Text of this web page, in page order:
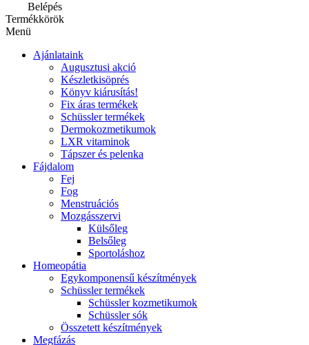
Belépés
Termékkörök
Menü
Ajánlataink
Augusztusi akció
Készletkisöprés
Könyv kiárusítás!
Fix áras termékek
Schüssler termékek
Dermokozmetikumok
LXR vitaminok
Tápszer és pelenka
Fájdalom
Fej
Fog
Menstruációs
Mozgásszervi
Külsőleg
Belsőleg
Sportoláshoz
Homeopátia
Egykomponensű készítmények
Schüssler termékek
Schüssler kozmetikumok
Schüssler sók
Összetett készítmények
Megfázás